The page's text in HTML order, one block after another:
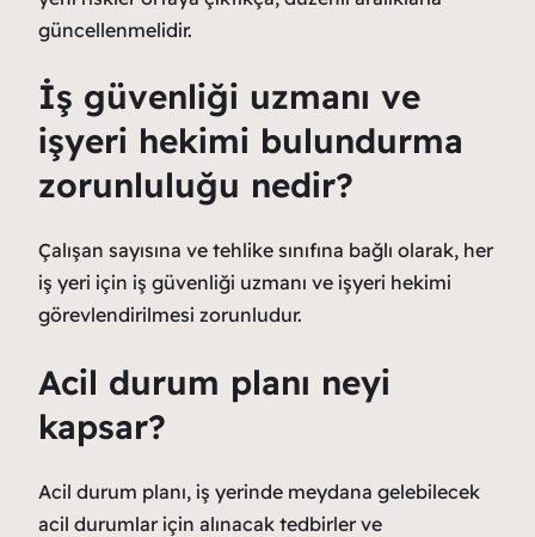
güncellenmelidir.
İş güvenliği uzmanı ve
işyeri hekimi bulundurma
zorunluluğu nedir?
Çalışan sayısına ve tehlike sınıfına bağlı olarak, her
iş yeri için iş güvenliği uzmanı ve işyeri hekimi
görevlendirilmesi zorunludur.
Acil durum planı neyi
kapsar?
Acil durum planı, iş yerinde meydana gelebilecek
acil durumlar için alınacak tedbirler ve